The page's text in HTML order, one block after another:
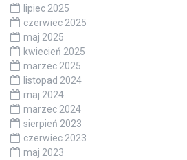
lipiec 2025
czerwiec 2025
maj 2025
kwiecień 2025
marzec 2025
listopad 2024
maj 2024
marzec 2024
sierpień 2023
czerwiec 2023
maj 2023